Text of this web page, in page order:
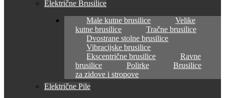
Električne Brusilice
Male kutne brusilice
Velike
kutne brusilice
Tračne brusilice
Dvostrane stolne brusilice
Vibracijske brusilice
Ekscentrične brusilice
Ravne
brusilice
Polirke
Brusilice
za zidove i stropove
Električne Pile